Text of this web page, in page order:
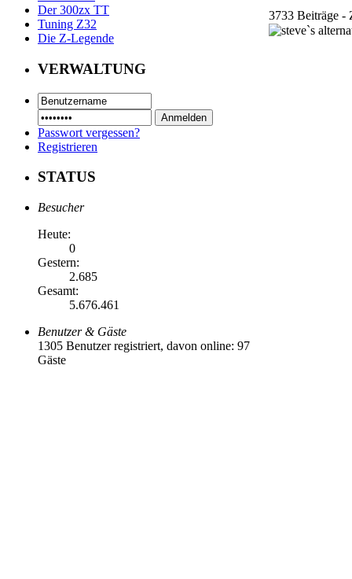
Der 300zx TT
Tuning Z32
Die Z-Legende
VERWALTUNG
Passwort vergessen?
Registrieren
STATUS
Besucher
Heute:
0
Gestern:
2.685
Gesamt:
5.676.461
Benutzer & Gäste
1305 Benutzer registriert, davon online: 97
Gäste
3733 Beiträge -